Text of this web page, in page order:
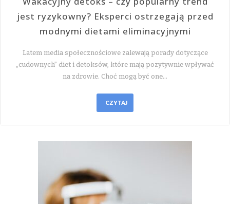
jest ryzykowny? Eksperci ostrzegają przed
modnymi dietami eliminacyjnymi
Latem media społecznościowe zalewają porady dotyczące
„cudownych” diet i detoksów, które mają pozytywnie wpływać
na zdrowie. Choć mogą być one…
CZYTAJ